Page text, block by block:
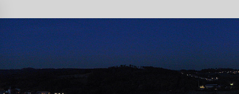
to
content